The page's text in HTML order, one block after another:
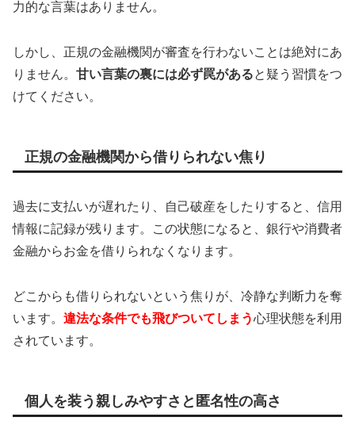
力的な言葉はありません。
しかし、正規の金融機関が審査を行わないことは絶対にあ
りません。 甘い言葉の裏には必ず罠があると疑う習慣をつ
けてください。
正規の金融機関から借りられない焦り
過去に支払いが遅れたり、自己破産をしたりすると、信用
情報に記録が残ります。この状態になると、銀行や消費者
金融からお金を借りられなくなります。
どこからも借りられないという焦りが、冷静な判断力を奪
います。 違法な条件でも飛びついてしまう心理状態を利用
されています。
個人を装う親しみやすさと匿名性の高さ